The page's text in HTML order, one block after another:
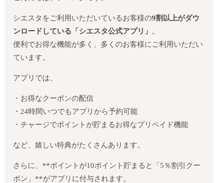
シエスタをご利用いただいているお客様の9割以上がダウ
ンロードしている「シエスタ公式アプリ」
。
便利でお得な機能が多く、多くのお客様にご利用いただい
ています。
アプリでは、
・お得なクーポンの配信
・24時間いつでもアプリから予約可能
・チャージでポイントが貯まるお得なプリペイド機能
など、嬉しい特典がたくさんあります。
さらに、**ポイントが10ポイント貯まると「5％割引クー
ポン」**がアプリに付与されます。